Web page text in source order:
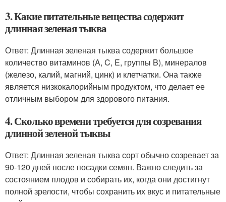
3. Какие питательные вещества содержит
длинная зеленая тыква
Ответ: Длинная зеленая тыква содержит большое
количество витаминов (A, C, E, группы B), минералов
(железо, калий, магний, цинк) и клетчатки. Она также
является низкокалорийным продуктом, что делает ее
отличным выбором для здорового питания.
4. Сколько времени требуется для созревания
длинной зеленой тыквы
Ответ: Длинная зеленая тыква сорт обычно созревает за
90-120 дней после посадки семян. Важно следить за
состоянием плодов и собирать их, когда они достигнут
полной зрелости, чтобы сохранить их вкус и питательные